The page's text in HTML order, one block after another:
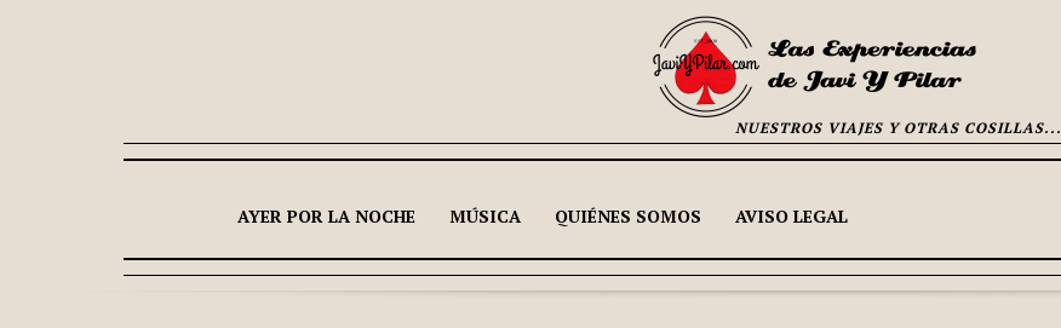
NUESTROS VIAJES Y OTRAS COSILLAS...
AYER POR LA NOCHE MÚSICA QUIÉNES SOMOS AVISO LEGAL